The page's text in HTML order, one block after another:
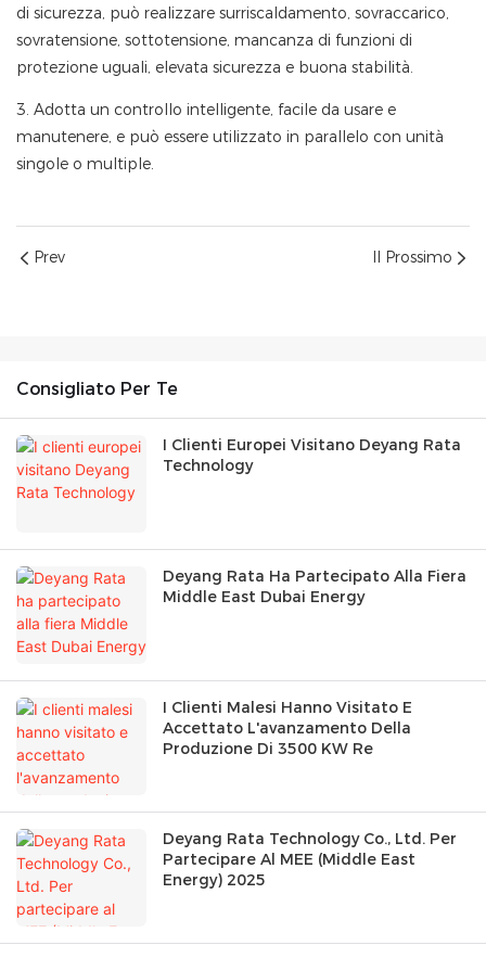
di sicurezza, può realizzare surriscaldamento, sovraccarico,
sovratensione, sottotensione, mancanza di funzioni di
protezione uguali, elevata sicurezza e buona stabilità.
3. Adotta un controllo intelligente, facile da usare e
manutenere, e può essere utilizzato in parallelo con unità
singole o multiple.
Prev Il Prossimo
Consigliato Per Te
I Clienti Europei Visitano Deyang Rata
Technology
Deyang Rata Ha Partecipato Alla Fiera
Middle East Dubai Energy
I Clienti Malesi Hanno Visitato E
Accettato L'avanzamento Della
Produzione Di 3500 KW Re
Deyang Rata Technology Co., Ltd. Per
Partecipare Al MEE (Middle East
Energy) 2025